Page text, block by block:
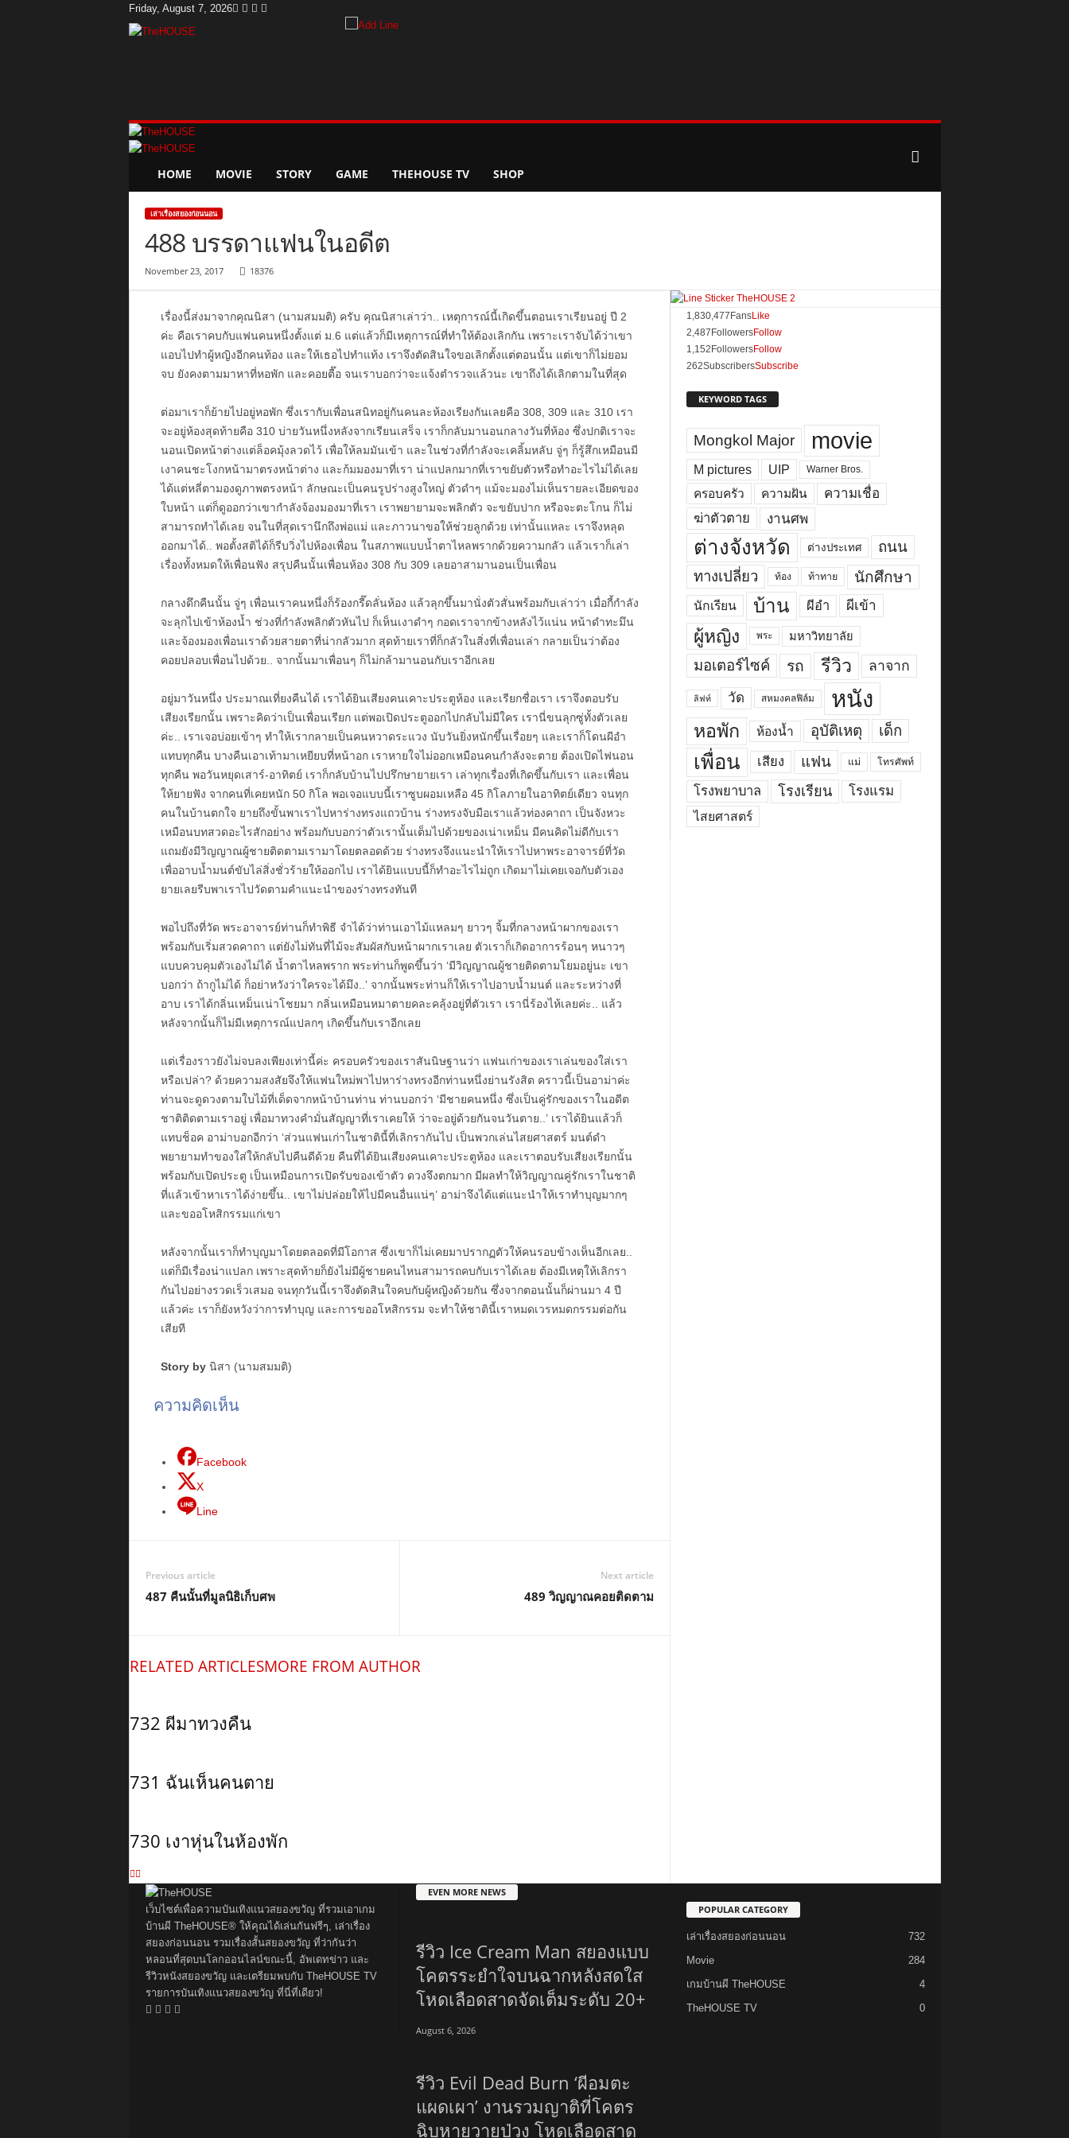
Friday, August 7, 2026
u
s
HOME MOVIE STORY GAME THEHOUSE TV SHOP
เล่าเรื่องสยองก่อนนอน
488 บรรดาแฟนในอดีต
November 23, 2017 18376
เรื่องนี้ส่งมาจากคุณนิสา (นามสมมติ) ครับ คุณนิสาเล่าว่า.. เหตุการณ์นี้เกิดขึ้นตอนเราเรียนอยู่ ปี 2
ค่ะ คือเราคบกับแฟนคนหนึ่งตั้งแต่ ม.6 แต่แล้วก็มีเหตุการณ์ที่ทำให้ต้องเลิกกัน เพราะเราจับได้ว่าเขา
แอบไปทำผู้หญิงอีกคนท้อง และให้เธอไปทำแท้ง เราจึงตัดสินใจขอเลิกตั้งแต่ตอนนั้น แต่เขาก็ไม่ยอม
จบ ยังคงตามมาหาที่หอพัก และคอยตื๊อ จนเราบอกว่าจะแจ้งตำรวจแล้วนะ เขาถึงได้เลิกตามในที่สุด
ต่อมาเราก็ย้ายไปอยู่หอพัก ซึ่งเรากับเพื่อนสนิทอยู่กันคนละห้องเรียงกันเลยคือ 308, 309 และ 310 เรา
จะอยู่ห้องสุดท้ายคือ 310 บ่ายวันหนึ่งหลังจากเรียนเสร็จ เราก็กลับมานอนกลางวันที่ห้อง ซึ่งปกติเราจะ
นอนเปิดหน้าต่างแต่ล็อคมุ้งลวดไว้ เพื่อให้ลมมันเข้า และในช่วงที่กำลังจะเคลิ้มหลับ จู่ๆ ก็รู้สึกเหมือนมี
เงาคนชะโงกหน้ามาตรงหน้าต่าง และก้มมองมาที่เรา น่าแปลกมากที่เราขยับตัวหรือทำอะไรไม่ได้เลย
ได้แต่หลี่ตามองดูภาพตรงหน้า ลักษณะเป็นคนรูปร่างสูงใหญ่ ตัวดำๆ แม้จะมองไม่เห็นรายละเอียดของ
ใบหน้า แต่ก็ดูออกว่าเขากำลังจ้องมองมาที่เรา เราพยายามจะพลิกตัว จะขยับปาก หรือจะตะโกน ก็ไม่
สามารถทำได้เลย จนในที่สุดเรานึกถึงพ่อแม่ และภาวนาขอให้ช่วยลูกด้วย เท่านั้นแหละ เราจึงหลุด
ออกมาได้.. พอตั้งสติได้ก็รีบวิ่งไปห้องเพื่อน ในสภาพแบบน้ำตาไหลพรากด้วยความกลัว แล้วเราก็เล่า
เรื่องทั้งหมดให้เพื่อนฟัง สรุปคืนนั้นเพื่อนห้อง 308 กับ 309 เลยอาสามานอนเป็นเพื่อน
กลางดึกคืนนั้น จู่ๆ เพื่อนเราคนหนึ่งก็ร้องกรี๊ดลั่นห้อง แล้วลุกขึ้นมานั่งตัวสั่นพร้อมกับเล่าว่า เมื่อกี้กำลัง
จะลุกไปเข้าห้องน้ำ ช่วงที่กำลังพลิกตัวหันไป ก็เห็นเงาดำๆ กอดเราจากข้างหลังไว้แน่น หน้าดำทะมึน
และจ้องมองเพื่อนเราด้วยสายตาที่น่ากลัวมาก สุดท้ายเราที่ก็กลัวในสิ่งที่เพื่อนเล่า กลายเป็นว่าต้อง
คอยปลอบเพื่อนไปด้วย.. จากนั้นมาเพื่อนๆ ก็ไม่กล้ามานอนกับเราอีกเลย
อยู่มาวันหนึ่ง ประมาณเที่ยงคืนได้ เราได้ยินเสียงคนเคาะประตูห้อง และเรียกชื่อเรา เราจึงตอบรับ
เสียงเรียกนั้น เพราะคิดว่าเป็นเพื่อนเรียก แต่พอเปิดประตูออกไปกลับไม่มีใคร เรานี่ขนลุกซู่ทั้งตัวเลย
ค่ะ.. เราเจอบ่อยเข้าๆ ทำให้เรากลายเป็นคนหวาดระแวง นับวันยิ่งหนักขึ้นเรื่อยๆ และเราก็โดนผีอำ
แทบทุกคืน บางคืนเอาเท้ามาเหยียบที่หน้าอก เราหายใจไม่ออกเหมือนคนกำลังจะตาย ต้องเปิดไฟนอน
ทุกคืน พอวันหยุดเสาร์-อาทิตย์ เราก็กลับบ้านไปปรึกษายายเรา เล่าทุกเรื่องที่เกิดขึ้นกับเรา และเพื่อน
ให้ยายฟัง จากคนที่เคยหนัก 50 กิโล พอเจอแบบนี้เราซูบผอมเหลือ 45 กิโลภายในอาทิตย์เดียว จนทุก
คนในบ้านตกใจ ยายถึงขั้นพาเราไปหาร่างทรงแถวบ้าน ร่างทรงจับมือเราแล้วท่องคาถา เป็นจังหวะ
เหมือนบทสวดอะไรสักอย่าง พร้อมกับบอกว่าตัวเรานั้นเต็มไปด้วยของเน่าเหม็น มีคนคิดไม่ดีกับเรา
แถมยังมีวิญญาณผู้ชายติดตามเรามาโดยตลอดด้วย ร่างทรงจึงแนะนำให้เราไปหาพระอาจารย์ที่วัด
เพื่ออาบน้ำมนต์ขับไล่สิ่งชั่วร้ายให้ออกไป เราได้ยินแบบนี้ก็ทำอะไรไม่ถูก เกิดมาไม่เคยเจอกับตัวเอง
ยายเลยรีบพาเราไปวัดตามคำแนะนำของร่างทรงทันที
พอไปถึงที่วัด พระอาจารย์ท่านก็ทำพิธี จำได้ว่าท่านเอาไม้แหลมๆ ยาวๆ จิ้มที่กลางหน้าผากของเรา
พร้อมกับเริ่มสวดคาถา แต่ยังไม่ทันที่ไม้จะสัมผัสกับหน้าผากเราเลย ตัวเราก็เกิดอาการร้อนๆ หนาวๆ
แบบควบคุมตัวเองไม่ได้ น้ำตาไหลพราก พระท่านก็พูดขึ้นว่า ‘มีวิญญาณผู้ชายติดตามโยมอยู่นะ เขา
บอกว่า ถ้ากูไม่ได้ ก็อย่าหวังว่าใครจะได้มึง..’ จากนั้นพระท่านก็ให้เราไปอาบน้ำมนต์ และระหว่างที่
อาบ เราได้กลิ่นเหม็นเน่าโชยมา กลิ่นเหมือนหมาตายคละคลุ้งอยู่ที่ตัวเรา เรานี่ร้องไห้เลยค่ะ.. แล้ว
หลังจากนั้นก็ไม่มีเหตุการณ์แปลกๆ เกิดขึ้นกับเราอีกเลย
แต่เรื่องราวยังไม่จบลงเพียงเท่านี้ค่ะ ครอบครัวของเราสันนิษฐานว่า แฟนเก่าของเราเล่นของใส่เรา
หรือเปล่า? ด้วยความสงสัยจึงให้แฟนใหม่พาไปหาร่างทรงอีกท่านหนึ่งย่านรังสิต คราวนี้เป็นอาม่าค่ะ
ท่านจะดูดวงตามใบไม้ที่เด็ดจากหน้าบ้านท่าน ท่านบอกว่า ‘มีชายคนหนึ่ง ซึ่งเป็นคู่รักของเราในอดีต
ชาติติดตามเราอยู่ เพื่อมาทวงคำมั่นสัญญาที่เราเคยให้ ว่าจะอยู่ด้วยกันจนวันตาย..’ เราได้ยินแล้วก็
แทบช็อค อาม่าบอกอีกว่า ‘ส่วนแฟนเก่าในชาตินี้ที่เลิกรากันไป เป็นพวกเล่นไสยศาสตร์ มนต์ดำ
พยายามทำของใส่ให้กลับไปคืนดีด้วย คืนที่ได้ยินเสียงคนเคาะประตูห้อง และเราตอบรับเสียงเรียกนั้น
พร้อมกับเปิดประตู เป็นเหมือนการเปิดรับของเข้าตัว ดวงจึงตกมาก มีผลทำให้วิญญาณคู่รักเราในชาติ
ที่แล้วเข้าหาเราได้ง่ายขึ้น.. เขาไม่ปล่อยให้ไปมีคนอื่นแน่ๆ’ อาม่าจึงได้แต่แนะนำให้เราทำบุญมากๆ
และขออโหสิกรรมแก่เขา
หลังจากนั้นเราก็ทำบุญมาโดยตลอดที่มีโอกาส ซึ่งเขาก็ไม่เคยมาปรากฏตัวให้คนรอบข้างเห็นอีกเลย..
แต่ก็มีเรื่องน่าแปลก เพราะสุดท้ายก็ยังไม่มีผู้ชายคนไหนสามารถคบกับเราได้เลย ต้องมีเหตุให้เลิกรา
กันไปอย่างรวดเร็วเสมอ จนทุกวันนี้เราจึงตัดสินใจคบกับผู้หญิงด้วยกัน ซึ่งจากตอนนั้นก็ผ่านมา 4 ปี
แล้วค่ะ เราก็ยังหวังว่าการทำบุญ และการขออโหสิกรรม จะทำให้ชาตินี้เราหมดเวรหมดกรรมต่อกัน
เสียที
Story byนิสา (นามสมมติ)
ความคิดเห็น
Facebook
X
Line
Previous article
487 คืนนั้นที่มูลนิธิเก็บศพ
Next article
489 วิญญาณคอยติดตาม
RELATED ARTICLESMORE FROM AUTHOR
732 ผีมาทวงคืน
731 ฉันเห็นคนตาย
730 เงาหุ่นในห้องพัก
1,830,477 FansLike
2,487 FollowersFollow
1,152 FollowersFollow
262SubscribersSubscribe
KEYWORD TAGS
Mongkol Major movie
M pictures UIP Warner Bros.
ครอบครัว ความฝัน
ความเชื่อ
ฆ่าตัวตาย
งานศพ
ต่างจังหวัด ต่างประเทศ
ถนน
ทางเปลี่ยว
ท้อง ท้าทาย นักศึกษา
นักเรียน บ้าน ผีอำ ผีเข้า
ผู้หญิง พระ มหาวิทยาลัย
มอเตอร์ไซค์ รถ รีวิว ลาจาก
ลิฟท์ วัด สหมงคลฟิล์ม หนัง
หอพัก ห้องน้ำ อุบัติเหตุ เด็ก
เพื่อน เสียง แฟน แม่ โทรศัพท์
โรงพยาบาล โรงเรียน โรงแรม
ไสยศาสตร์
เว็บไซต์เพื่อความบันเทิงแนวสยองขวัญ ที่รวมเอาเกม
บ้านผี TheHOUSE® ให้คุณได้เล่นกันฟรีๆ, เล่าเรื่อง
สยองก่อนนอน รวมเรื่องสั้นสยองขวัญ ที่ว่ากันว่า
หลอนที่สุดบนโลกออนไลน์ขณะนี้, อัพเดทข่าว และ
รีวิวหนังสยองขวัญ และเตรียมพบกับ TheHOUSE TV
รายการบันเทิงแนวสยองขวัญ ที่นี่ที่เดียว!
EVEN MORE NEWS
รีวิว Ice Cream Man สยองแบบ
โคตรระยำใจบนฉากหลังสดใส
โหดเลือดสาดจัดเต็มระดับ 20+
August 6, 2026
รีวิว Evil Dead Burn ‘ผีอมตะ
แผดเผา’ งานรวมญาติที่โคตร
ฉิบหายวายป่วง โหดเลือดสาด
POPULAR CATEGORY
เล่าเรื่องสยองก่อนนอน
732
Movie
284
เกมบ้านผี TheHOUSE
4
TheHOUSE TV
0